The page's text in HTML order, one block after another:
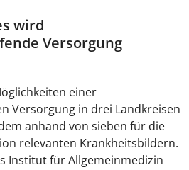
wird
Versorgung
einer
Versorgung in drei Landkreisen
anhand von sieben für die
relevanten Krankheitsbildern.
Institut für Allgemeinmedizin